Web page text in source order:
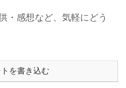
・感想など、気軽にどう
を書き込む